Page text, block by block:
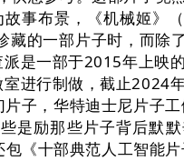
事布景，《机械姬》
的一部片子时，而
是一部于2015年上
进行制做，截止
子，华特迪士尼片子
是励那些片子背后
《十部典范人工智能